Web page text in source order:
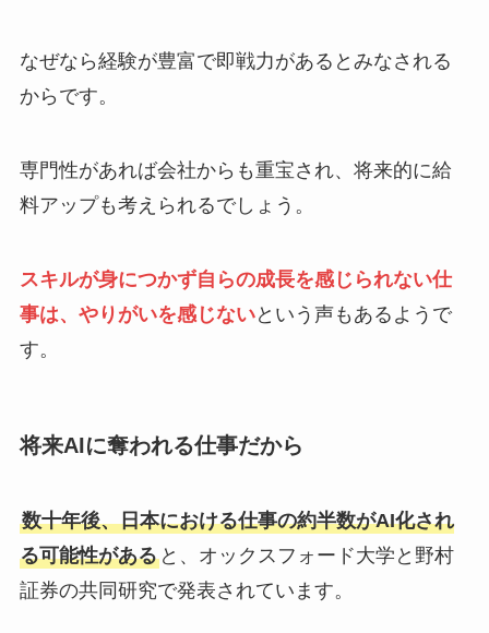
なぜなら経験が豊富で即戦力があるとみなされる
からです。
専門性があれば会社からも重宝され、将来的に給
料アップも考えられるでしょう。
スキルが身につかず自らの成長を感じられない仕
事は、やりがいを感じないという声もあるようで
す。
将来AIに奪われる仕事だから
数十年後、日本における仕事の約半数がAI化され
る可能性があると、オックスフォード大学と野村
証券の共同研究で発表されています。